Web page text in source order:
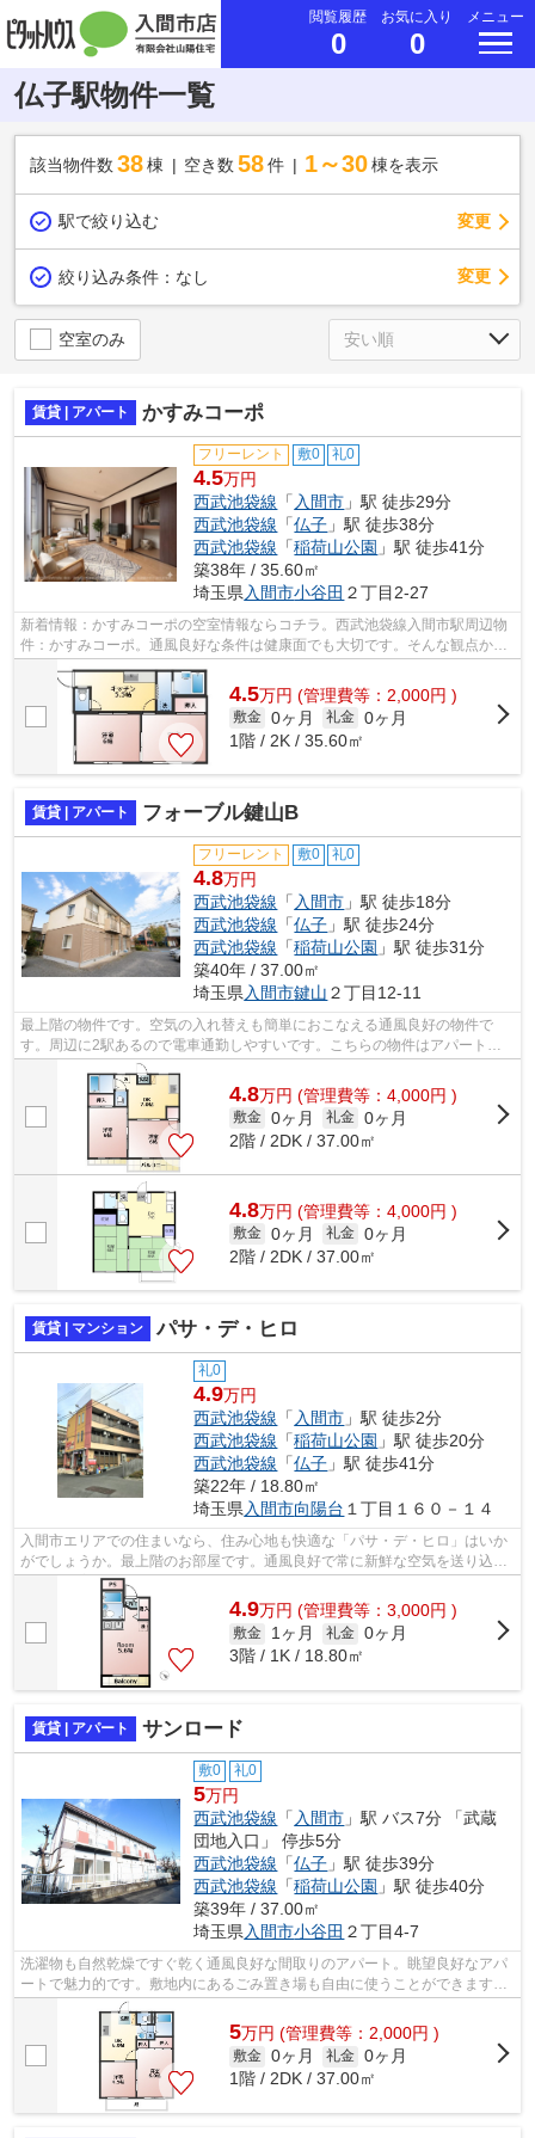
閲覧履歴
0
お気に入り
0
メニュー
仏子駅物件一覧
該当物件数 38棟 空き数 58 件 1～30 棟を表示
駅で絞り込む 変更
絞り込み条件： なし 変更
空室のみ
賃貸 | アパート かすみコーポ
フリーレント 敷0 礼0
4.5万円
西武池袋線 「 入間市 」駅 徒歩29分
西武池袋線 「仏子 」駅 徒歩38分
西武池袋線 「稲荷山公園 」駅 徒歩41分
築38年 / 35.60㎡
埼玉県入間市小谷田 ２丁目2-27
新着情報：かすみコーポの空室情報ならコチラ。西武池袋線入間市駅周辺物
件：かすみコーポ。通風良好な条件は健康面でも大切です。そんな観点から
もおすすめのアパートをご提供します...
4.5万円 (管理費等：2,000円 )
敷金 0ヶ月 礼金 0ヶ月
1階 / 2K / 35.60㎡
賃貸 | アパート フォーブル鍵山B
フリーレント 敷0 礼0
4.8万円
西武池袋線 「 入間市 」駅 徒歩18分
西武池袋線 「仏子 」駅 徒歩24分
西武池袋線 「稲荷山公園 」駅 徒歩31分
築40年 / 37.00㎡
埼玉県 入間市鍵山 ２丁目12-11
最上階の物件です。空気の入れ替えも簡単におこなえる通風良好の物件で
す。周辺に2駅あるので電車通勤しやすいです。こちらの物件はアパートで
す。有限会社 山陽住宅では、西武池袋線...
4.8万円 (管理費等：4,000円 )
敷金 0ヶ月 礼金 0ヶ月
2階 / 2DK / 37.00㎡
4.8万円 (管理費等：4,000円 )
敷金 0ヶ月 礼金 0ヶ月
2階 / 2DK / 37.00㎡
賃貸 | マンション パサ・デ・ヒロ
礼0
4.9万円
西武池袋線 「 入間市 」駅 徒歩2分
西武池袋線 「稲荷山公園 」駅 徒歩20分
西武池袋線 「仏子 」駅 徒歩41分
築22年 / 18.80㎡
埼玉県 入間市向陽台 １丁目１６０－１４
入間市エリアでの住まいなら、住み心地も快適な「パサ・デ・ヒロ」はいか
がでしょうか。最上階のお部屋です。通風良好で常に新鮮な空気を送り込む
物件をご案内します。マンションに光...
4.9万円 (管理費等：3,000円 )
敷金 1ヶ月 礼金 0ヶ月
3階 / 1K / 18.80㎡
賃貸 | アパート サンロード
敷0 礼0
5万円
西武池袋線 「 入間市 」駅 バス7分 「武蔵
団地入口」 停歩5分
西武池袋線 「仏子 」駅 徒歩39分
西武池袋線 「稲荷山公園 」駅 徒歩40分
築39年 / 37.00㎡
埼玉県 入間市小谷田 ２丁目4-7
洗濯物も自然乾燥ですぐ乾く通風良好な間取りのアパート。眺望良好なアパ
ートで魅力的です。敷地内にあるごみ置き場も自由に使うことができます。
こちらの物件はアパートです。有限会...
5万円 (管理費等：2,000円 )
敷金 0ヶ月 礼金 0ヶ月
1階 / 2DK / 37.00㎡